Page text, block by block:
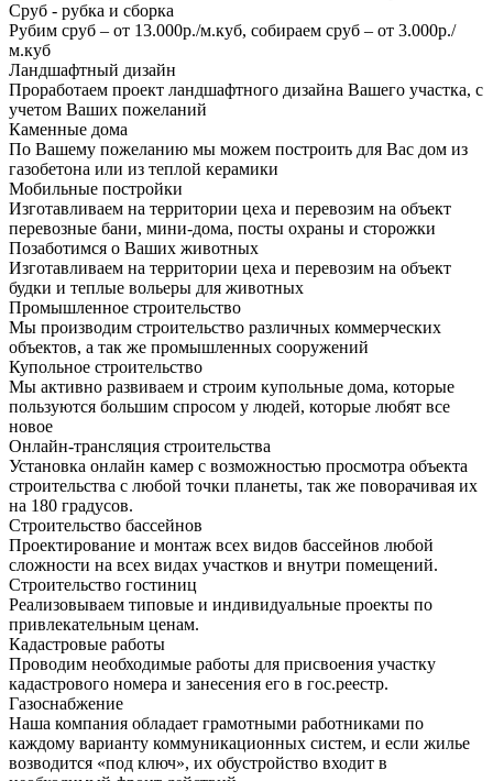
Сруб - рубка и сборка
Рубим сруб – от 13.000р./м.куб, собираем сруб – от 3.000р./
м.куб
Ландшафтный дизайн
Проработаем проект ландшафтного дизайна Вашего участка, с
учетом Ваших пожеланий
Каменные дома
По Вашему пожеланию мы можем построить для Вас дом из
газобетона или из теплой керамики
Мобильные постройки
Изготавливаем на территории цеха и перевозим на объект
перевозные бани, мини-дома, посты охраны и сторожки
Позаботимся о Ваших животных
Изготавливаем на территории цеха и перевозим на объект
будки и теплые вольеры для животных
Промышленное строительство
Мы производим строительство различных коммерческих
объектов, а так же промышленных сооружений
Купольное строительство
Мы активно развиваем и строим купольные дома, которые
пользуются большим спросом у людей, которые любят все
новое
Онлайн-трансляция строительства
Установка онлайн камер с возможностью просмотра объекта
строительства с любой точки планеты, так же поворачивая их
на 180 градусов.
Строительство бассейнов
Проектирование и монтаж всех видов бассейнов любой
сложности на всех видах участков и внутри помещений.
Строительство гостиниц
Реализовываем типовые и индивидуальные проекты по
привлекательным ценам.
Кадастровые работы
Проводим необходимые работы для присвоения участку
кадастрового номера и занесения его в гос.реестр.
Газоснабжение
Наша компания обладает грамотными работниками по
каждому варианту коммуникационных систем, и если жилье
возводится «под ключ», их обустройство входит в